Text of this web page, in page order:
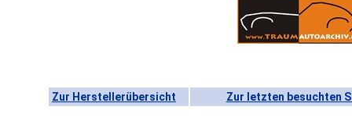
Zur Herstellerübersicht Zur letzten besuchten